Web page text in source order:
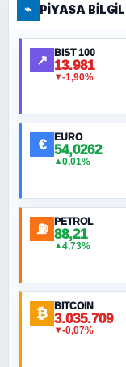
Ankara
MURAT
ORHAN
⌁ PIYASA
↗ BIST 100
13.981
▼-1,90%
€ EURO
54,0262
▲0,01%
⛽ PETROL
88,21
▲4,73%
₿ BITCOIN
3.035.709
▼-0,07%